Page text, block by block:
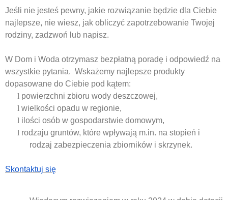
Jeśli nie jesteś pewny, jakie rozwiązanie będzie dla Ciebie
najlepsze, nie wiesz, jak obliczyć zapotrzebowanie Twojej
rodziny, zadzwoń lub napisz.
W Dom i Woda otrzymasz bezpłatną poradę i odpowiedź na
wszystkie pytania. Wskażemy najlepsze produkty
dopasowane do Ciebie pod kątem:
l powierzchni zbioru wody deszczowej,
l wielkości opadu w regionie,
l ilości osób w gospodarstwie domowym,
l rodzaju gruntów, które wpływają m.in. na stopień i
rodzaj zabezpieczenia zbiorników i skrzynek.
Skontaktuj się